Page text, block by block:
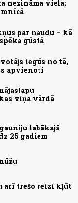
nezināma viela;
par naudu – kā
gūstā
iegūs no tā,
apvienoti
viņa vārdā
labākajā
25 gadiem
arī trešo reizi kļūt